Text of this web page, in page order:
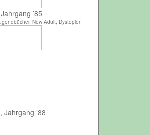
’85
New Adult, Dystopien
Jahrgang ’88